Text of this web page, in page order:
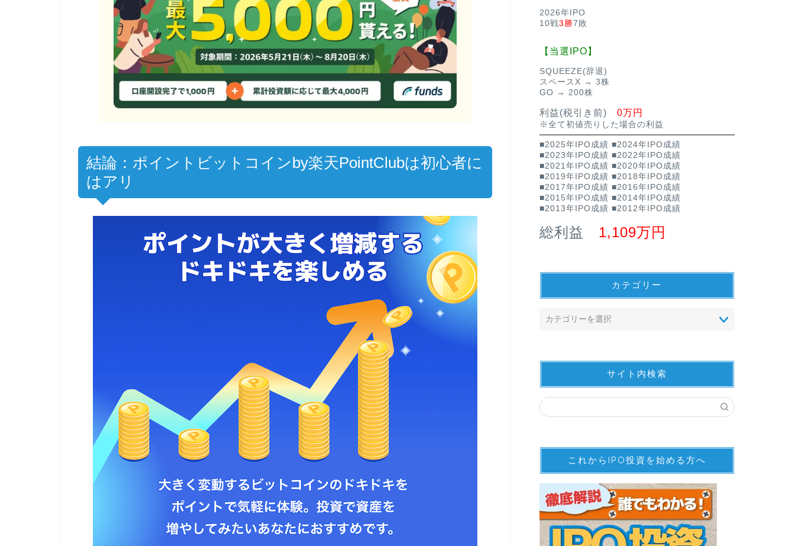
結論：ポイントビットコインby楽天PointClubは初心者に
はアリ
2026年IPO
10戦3勝7敗
【当選IPO】
SQUEEZE(辞退)
スペースX → 3株
GO → 200株
利益(税引き前) 0万円
※全て初値売りした場合の利益
■2025年IPO成績 ■2024年IPO成績
■2023年IPO成績 ■2022年IPO成績
■2021年IPO成績 ■2020年IPO成績
■2019年IPO成績 ■2018年IPO成績
■2017年IPO成績 ■2016年IPO成績
■2015年IPO成績 ■2014年IPO成績
■2013年IPO成績 ■2012年IPO成績
総利益 1,109万円
カテゴリー
サイト内検索
これからIPO投資を始める方へ